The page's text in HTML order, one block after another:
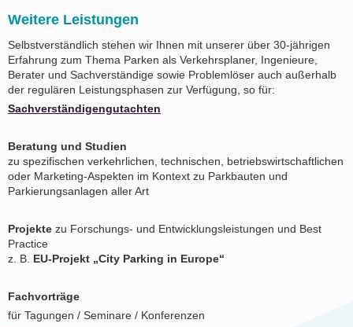
Weitere Leistungen
Selbstverständlich stehen wir Ihnen mit unserer über 30-jährigen
Erfahrung zum Thema Parken als Verkehrsplaner, Ingenieure,
Berater und Sachverständige sowie Problemlöser auch außerhalb
der regulären Leistungsphasen zur Verfügung, so für:
Sachverständigengutachten
Beratung und Studien
zu spezifischen verkehrlichen, technischen, betriebswirtschaftlichen
oder Marketing-Aspekten im Kontext zu Parkbauten und
Parkierungsanlagen aller Art
Projekte zu Forschungs- und Entwicklungsleistungen und Best
Practice
z. B. EU-Projekt „City Parking in Europe“
Fachvorträge
für Tagungen / Seminare / Konferenzen